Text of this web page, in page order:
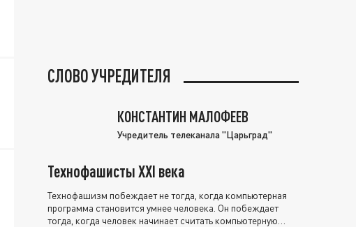
СЛОВО УЧРЕДИТЕЛЯ
КОНСТАНТИН МАЛОФЕЕВ
Учредитель телеканала "Царьград"
Технофашисты XXI века
Технофашизм побеждает не тогда, когда компьютерная
программа становится умнее человека. Он побеждает
тогда, когда человек начинает считать компьютерную